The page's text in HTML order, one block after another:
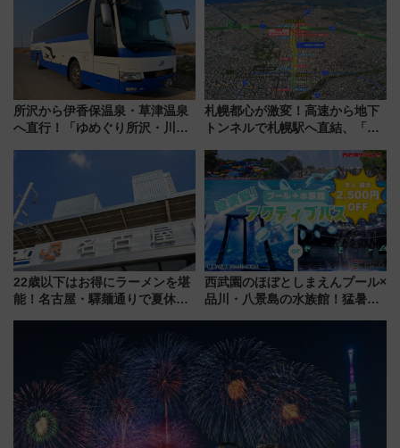
光まとめ（7/28開催）
所沢から伊香保温泉・草津温泉
へ直行！「ゆめぐり所沢・川越
軽に 運行ダイヤ・運賃を解説
札幌都心が激変！高速から地下
トンネルで札幌駅へ直結、「創
から本格着工、延長4.8km整備
事業の全貌
22歳以下はお得にラーメンを堪
能！名古屋・驛麺通りで夏休み
西武園のほぼとしまえんプール×
品川・八景島の水族館！猛暑を